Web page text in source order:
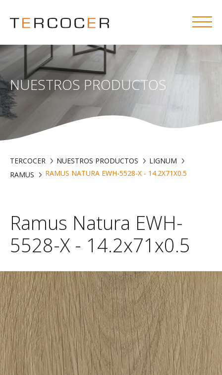
NUESTROS PRODUCTOS
TERCOCER NUESTROS PRODUCTOS
LIGNUM
RAMUS
RAMUS NATURA EWH-5528-X - 14.2X71X0.5
Ramus Natura EWH-
5528-X - 14.2x71x0.5